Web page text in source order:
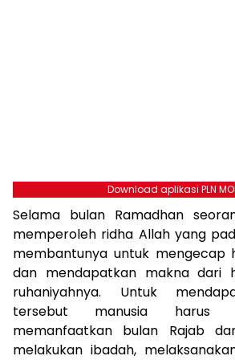
Download aplikasi PLN
Selama bulan Ramadhan
memperoleh ridha Allah yang
membantunya untuk mengecap
dan mendapatkan makna dari
ruhaniyahnya. Untuk
tersebut manusia harus
memanfaatkan bulan Rajab
melakukan ibadah,